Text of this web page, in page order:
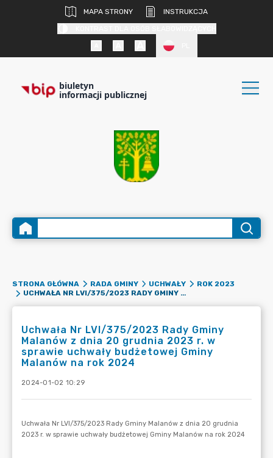
MAPA STRONY
INSTRUKCJA
biuletyn
informacji publicznej
STRONA GŁÓWNA RADA GMINY UCHWAŁY
ROK 2023
UCHWAŁA NR LVI/375/2023 RADY GMINY MALANÓW Z DNIA 20 GRUDNIA 2023 R. W SPRAWIE UCHWAŁY BUDŻETOWEJ GMINY MALANÓW NA ROK 2024
Uchwała Nr LVI/375/2023 Rady Gminy
Malanów z dnia 20 grudnia 2023 r. w
sprawie uchwały budżetowej Gminy
Malanów na rok 2024
2024-01-02 10:29